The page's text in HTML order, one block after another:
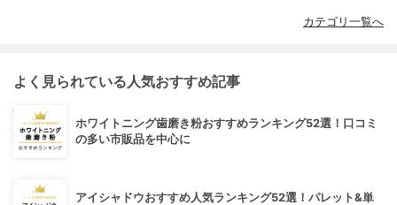
カテゴリ一覧へ
よく見られている人気おすすめ記事
ホワイトニング歯磨き粉おすすめランキング52選！口コミ
の多い市販品を中心に
アイシャドウおすすめ人気ランキング52選！パレット&単